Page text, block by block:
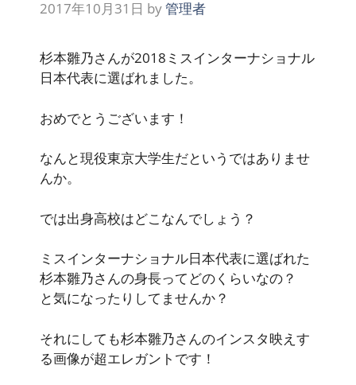
2017年10月31日 by管理者
杉本雛乃さんが2018ミスインターナショナル
日本代表に選ばれました。
おめでとうございます！
なんと現役東京大学生だというではありませ
んか。
では出身高校はどこなんでしょう？
ミスインターナショナル日本代表に選ばれた
杉本雛乃さんの身長ってどのくらいなの？
と気になったりしてませんか？
それにしても杉本雛乃さんのインスタ映えす
る画像が超エレガントです！